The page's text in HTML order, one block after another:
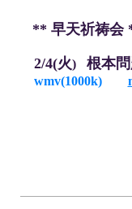
** 早天祈祷会
2/4(火) 根本
wmv(1000k)